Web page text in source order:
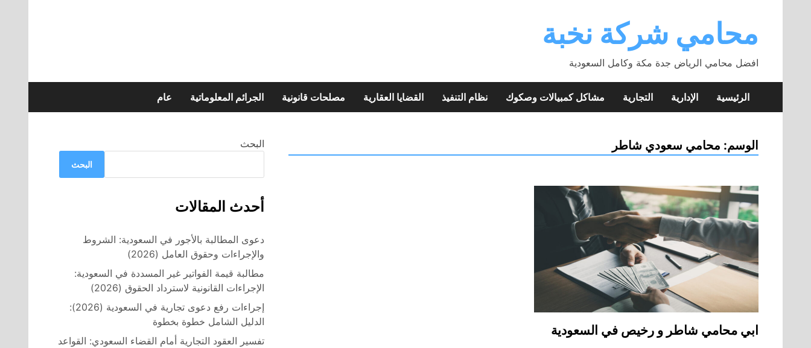
contentمحامي شركة نخبة
افضل محامي الرياض جدة مكة وكامل السعودية
الرئيسية الإدارية التجارية مشاكل كمبيالات وصكوك نظام التنفيذ القضايا العقارية مصلحات قانونية الجرائم المعلوماتية عام
الوسم: محامي سعودي شاطر
ابي محامي شاطر و رخيص في السعودية
البحث
البحث
أحدث المقالات
دعوى المطالبة بالأجور في السعودية: الشروط
والإجراءات وحقوق العامل (2026)
مطالبة قيمة الفواتير غير المسددة في السعودية:
الإجراءات القانونية لاسترداد الحقوق (2026)
إجراءات رفع دعوى تجارية في السعودية (2026):
الدليل الشامل خطوة بخطوة
تفسير العقود التجارية أمام القضاء السعودي: القواعد